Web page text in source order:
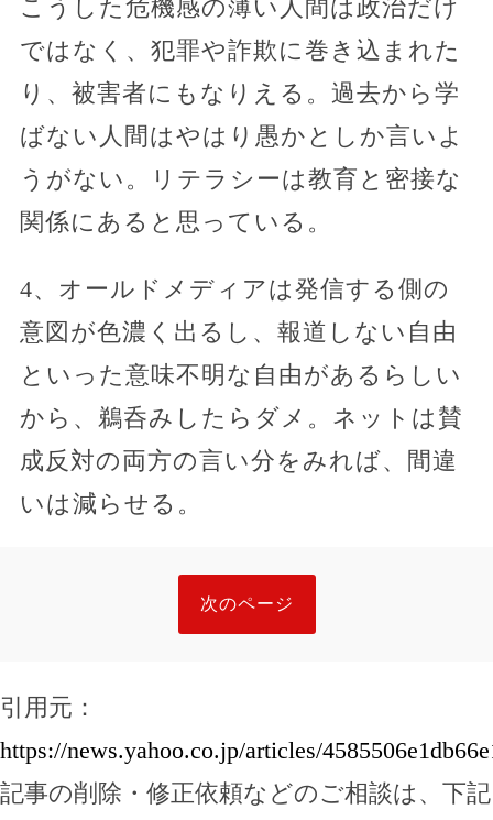
こうした危機感の薄い人間は政治だけ
ではなく、犯罪や詐欺に巻き込まれた
り、被害者にもなりえる。過去から学
ばない人間はやはり愚かとしか言いよ
うがない。リテラシーは教育と密接な
関係にあると思っている。
4、オールドメディアは発信する側の
意図が色濃く出るし、報道しない自由
といった意味不明な自由があるらしい
から、鵜呑みしたらダメ。ネットは賛
成反対の両方の言い分をみれば、間違
いは減らせる。
次のページ
引用元：
https://news.yahoo.co.jp/articles/
記事の削除・修正依頼などのご相談は、下記